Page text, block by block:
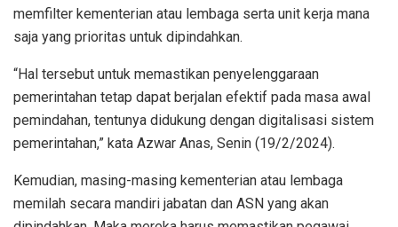
memfilter kementerian atau lembaga serta unit kerja mana
saja yang prioritas untuk dipindahkan.
“Hal tersebut untuk memastikan penyelenggaraan
pemerintahan tetap dapat berjalan efektif pada masa awal
pemindahan, tentunya didukung dengan digitalisasi sistem
pemerintahan,” kata Azwar Anas, Senin (19/2/2024).
Kemudian, masing-masing kementerian atau lembaga
memilah secara mandiri jabatan dan ASN yang akan